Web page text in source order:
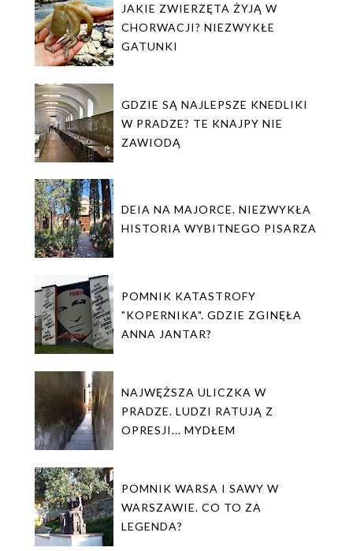
JAKIE ZWIERZĘTA ŻYJĄ W
CHORWACJI? NIEZWYKŁE
GATUNKI
GDZIE SĄ NAJLEPSZE KNEDLIKI
W PRADZE? TE KNAJPY NIE
ZAWIODĄ
DEIA NA MAJORCE. NIEZWYKŁA
HISTORIA WYBITNEGO PISARZA
POMNIK KATASTROFY
"KOPERNIKA". GDZIE ZGINĘŁA
ANNA JANTAR?
NAJWĘŻSZA ULICZKA W
PRADZE. LUDZI RATUJĄ Z
OPRESJI... MYDŁEM
POMNIK WARSA I SAWY W
WARSZAWIE. CO TO ZA
LEGENDA?